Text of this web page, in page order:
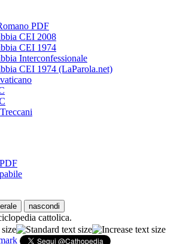
PDF
CEI 2008
CEI 1974
Interconfessionale
CEI 1974 (LaParola.net)
nascondi
cattolica.